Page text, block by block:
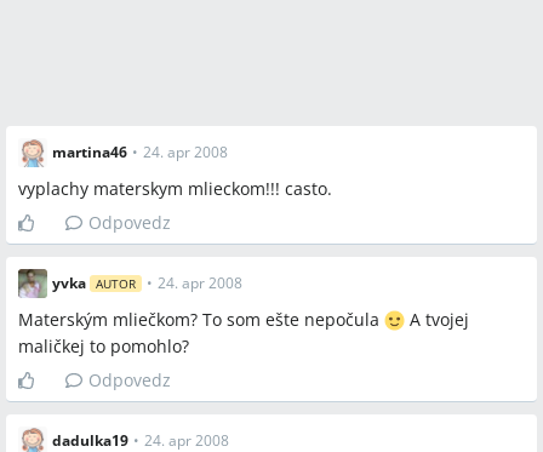
martina46 • 24. apr 2008
vyplachy materskym mlieckom!!! casto.
Odpovedz
yvka AUTOR • 24. apr 2008
Materským mliečkom? To som ešte nepočula
A tvojej
maličkej to pomohlo?
Odpovedz
dadulka19 • 24. apr 2008